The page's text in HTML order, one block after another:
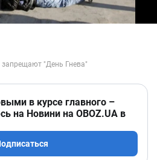
в курсе главного –
на Новини на OBOZ.UA в